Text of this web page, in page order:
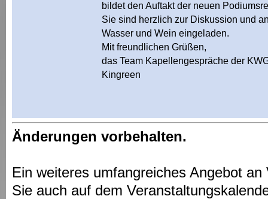
bildet den Auftakt der neuen
Sie sind herzlich zur Diskussion und
Wasser und Wein eingeladen.
Mit freundlichen Grüßen,
das Team Kapellengespräche der
Kingreen
Änderungen vorbehalten.
Ein weiteres umfangreiches Angebot
Sie auch auf dem